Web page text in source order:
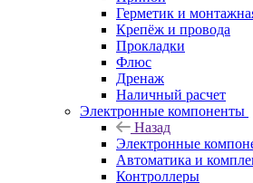
Герметик и
Крепёж и провода
Прокладки
Флюс
Дренаж
Наличный расчет
Электронные компоненты
Назад
Электронные
Автоматика и
Контроллеры